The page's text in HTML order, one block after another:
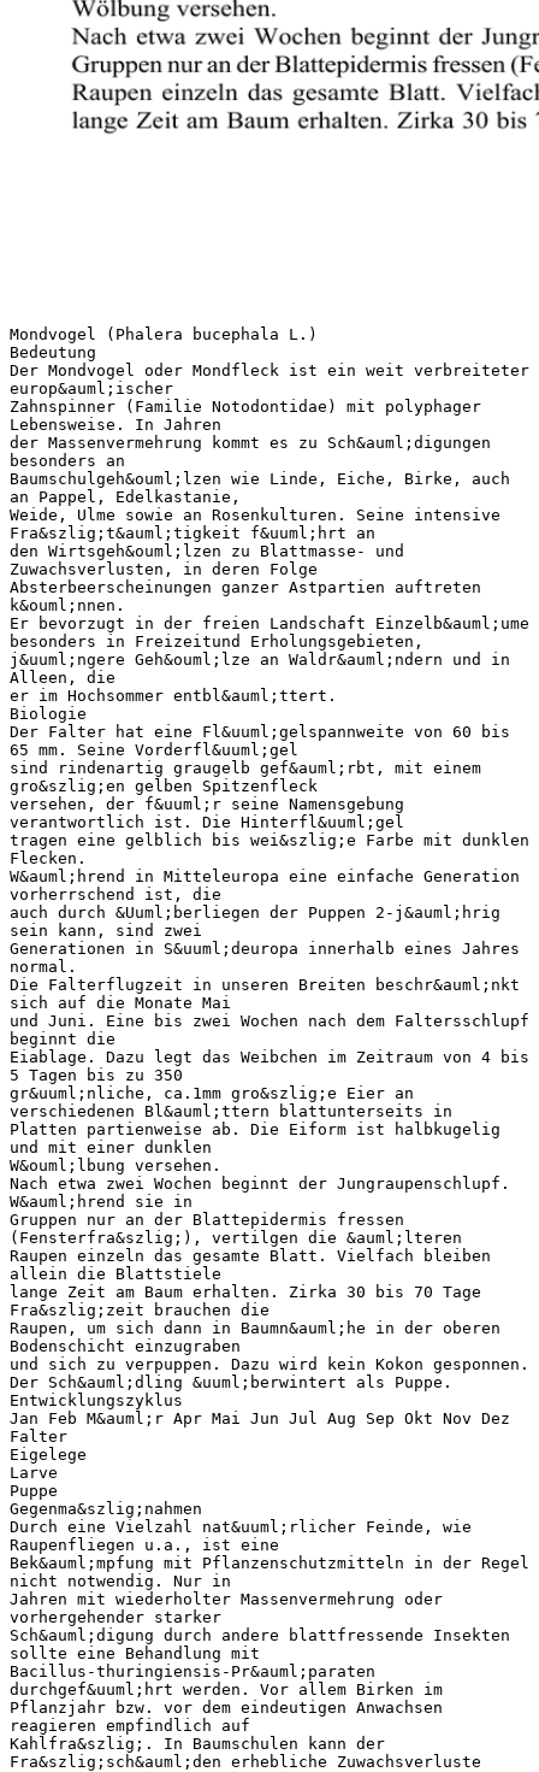
Mondvogel (Phalera bucephala L.)
Bedeutung
Der Mondvogel oder Mondfleck ist ein weit verbreiteter
europ&auml;ischer
Zahnspinner (Familie Notodontidae) mit polyphager
Lebensweise. In Jahren
der Massenvermehrung kommt es zu Sch&auml;digungen
besonders an
Baumschulgeh&ouml;lzen wie Linde, Eiche, Birke, auch
an Pappel, Edelkastanie,
Weide, Ulme sowie an Rosenkulturen. Seine intensive
Fra&szlig;t&auml;tigkeit f&uuml;hrt an
den Wirtsgeh&ouml;lzen zu Blattmasse- und
Zuwachsverlusten, in deren Folge
Absterbeerscheinungen ganzer Astpartien auftreten
k&ouml;nnen.
Er bevorzugt in der freien Landschaft Einzelb&auml;ume
besonders in Freizeitund Erholungsgebieten,
j&uuml;ngere Geh&ouml;lze an Waldr&auml;ndern und in
Alleen, die
er im Hochsommer entbl&auml;ttert.
Biologie
Der Falter hat eine Fl&uuml;gelspannweite von 60 bis
65 mm. Seine Vorderfl&uuml;gel
sind rindenartig graugelb gef&auml;rbt, mit einem
gro&szlig;en gelben Spitzenfleck
versehen, der f&uuml;r seine Namensgebung
verantwortlich ist. Die Hinterfl&uuml;gel
tragen eine gelblich bis wei&szlig;e Farbe mit dunklen
Flecken.
W&auml;hrend in Mitteleuropa eine einfache Generation
vorherrschend ist, die
auch durch &Uuml;berliegen der Puppen 2-j&auml;hrig
sein kann, sind zwei
Generationen in S&uuml;deuropa innerhalb eines Jahres
normal.
Die Falterflugzeit in unseren Breiten beschr&auml;nkt
sich auf die Monate Mai
und Juni. Eine bis zwei Wochen nach dem Faltersschlupf
beginnt die
Eiablage. Dazu legt das Weibchen im Zeitraum von 4 bis
5 Tagen bis zu 350
gr&uuml;nliche, ca.1mm gro&szlig;e Eier an
verschiedenen Bl&auml;ttern blattunterseits in
Platten partienweise ab. Die Eiform ist halbkugelig
und mit einer dunklen
W&ouml;lbung versehen.
Nach etwa zwei Wochen beginnt der Jungraupenschlupf.
W&auml;hrend sie in
Gruppen nur an der Blattepidermis fressen
(Fensterfra&szlig;), vertilgen die &auml;lteren
Raupen einzeln das gesamte Blatt. Vielfach bleiben
allein die Blattstiele
lange Zeit am Baum erhalten. Zirka 30 bis 70 Tage
Fra&szlig;zeit brauchen die
Raupen, um sich dann in Baumn&auml;he in der oberen
Bodenschicht einzugraben
und sich zu verpuppen. Dazu wird kein Kokon gesponnen.
Der Sch&auml;dling &uuml;berwintert als Puppe.
Entwicklungszyklus
Jan Feb M&auml;r Apr Mai Jun Jul Aug Sep Okt Nov Dez
Falter
Eigelege
Larve
Puppe
Gegenma&szlig;nahmen
Durch eine Vielzahl nat&uuml;rlicher Feinde, wie
Raupenfliegen u.a., ist eine
Bek&auml;mpfung mit Pflanzenschutzmitteln in der Regel
nicht notwendig. Nur in
Jahren mit wiederholter Massenvermehrung oder
vorhergehender starker
Sch&auml;digung durch andere blattfressende Insekten
sollte eine Behandlung mit
Bacillus-thuringiensis-Pr&auml;paraten
durchgef&uuml;hrt werden. Vor allem Birken im
Pflanzjahr bzw. vor dem eindeutigen Anwachsen
reagieren empfindlich auf
Kahlfra&szlig;. In Baumschulen kann der
Fra&szlig;sch&auml;den erhebliche Zuwachsverluste